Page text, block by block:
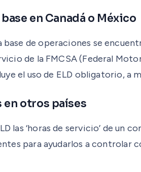
en Canadá o México
de operaciones se
de la FMCSA (Federal
el uso de ELD obligatorio, a
en otros países
las ‘horas de servicio’ de un
para ayudarlos a